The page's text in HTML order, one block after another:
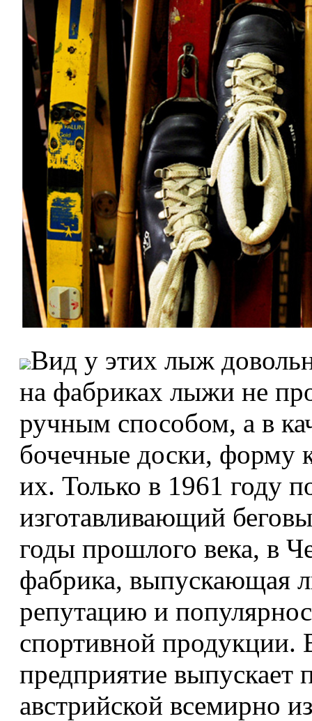
Вид у этих лыж
на фабриках лыжи не
ручным способом, а в
бочечные доски, форму
их. Только в 1961 году
изготавливающий
годы прошлого века, в
фабрика, выпускающая
репутацию и
спортивной продукции.
предприятие
австрийской всемирно